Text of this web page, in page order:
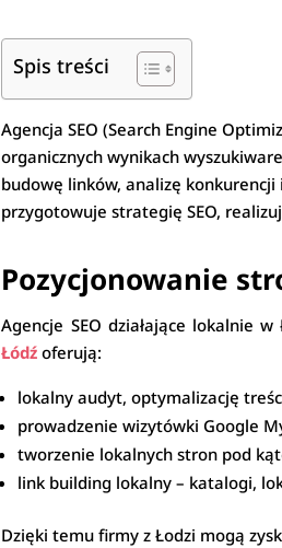
Spis treści
Agencja SEO (Search Engine
organicznych wynikach
budowę linków, analizę
przygotowuje strategię SEO,
Pozycjonowanie
Agencje SEO działające lokalnie
Łódź oferują:
lokalny audyt, optymalizację
prowadzenie wizytówki Google
tworzenie lokalnych stron pod
link building lokalny – katalogi,
Dzięki temu firmy z Łodzi mogą